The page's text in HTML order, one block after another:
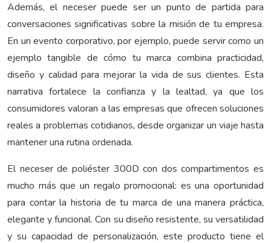
Además, el neceser puede ser un punto de partida para
conversaciones significativas sobre la misión de tu empresa.
En un evento corporativo, por ejemplo, puede servir como un
ejemplo tangible de cómo tu marca combina practicidad,
diseño y calidad para mejorar la vida de sus clientes. Esta
narrativa fortalece la confianza y la lealtad, ya que los
consumidores valoran a las empresas que ofrecen soluciones
reales a problemas cotidianos, desde organizar un viaje hasta
mantener una rutina ordenada.
El neceser de poliéster 300D con dos compartimentos es
mucho más que un regalo promocional: es una oportunidad
para contar la historia de tu marca de una manera práctica,
elegante y funcional. Con su diseño resistente, su versatilidad
y su capacidad de personalización, este producto tiene el